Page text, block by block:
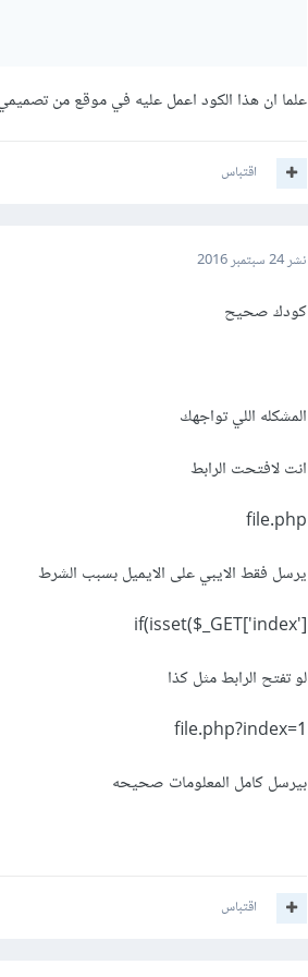
علما ان هذا الكود اعمل عليه في موقع من
اقتباس
نشر24 سبتمبر 2016
كودك صحيح
المشكله اللي تواجهك
انت لافتحت الرابط
file.php
يرسل فقط الايبي على الايميل بسبب الشرط
if(isset($_GET['index']
لو تفتح الرابط مثل كذا
file.php?index=1
بيرسل كامل المعلومات صحيحه
اقتباس